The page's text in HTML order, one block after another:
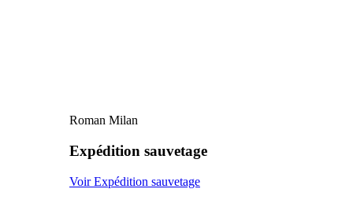
Roman Milan
Expédition sauvetage
Voir Expédition sauvetage